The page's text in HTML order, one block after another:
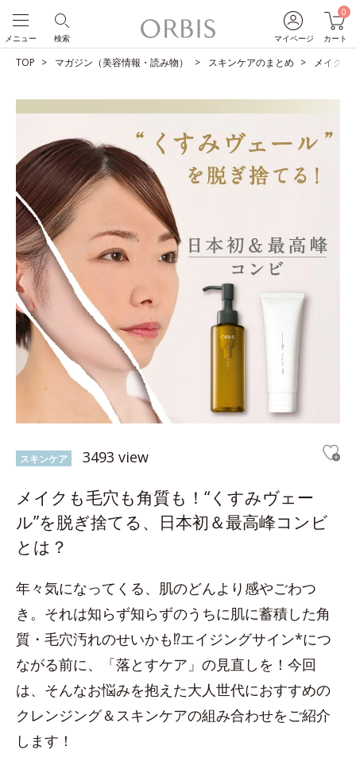
マイページ
0
カート
検索
メニュー
TOP マガジン（美容情報・読み物） スキンケアのまとめ メイクも
スキンケア 3493 view
メイクも毛穴も角質も！“くすみヴェー
ル”を脱ぎ捨てる、日本初＆最高峰コンビ
とは？
年々気になってくる、肌のどんより感やごわつ
き。それは知らず知らずのうちに肌に蓄積した角
質・毛穴汚れのせいかも⁉エイジングサイン*につ
ながる前に、「落とすケア」の見直しを！今回
は、そんなお悩みを抱えた大人世代におすすめの
クレンジング＆スキンケアの組み合わせをご紹介
します！